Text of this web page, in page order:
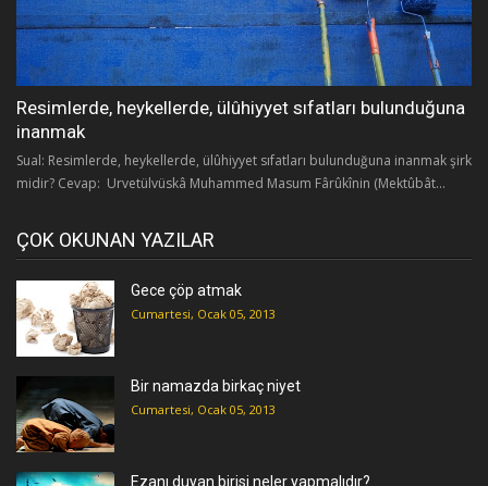
Resimlerde, heykellerde, ülûhiyyet sıfatları bulunduğuna
inanmak
Sual: Resimlerde, heykellerde, ülûhiyyet sıfatları bulunduğuna inanmak şirk
midir? Cevap: Urvetülvüskâ Muhammed Masum Fârûkînin (Mektûbât...
ÇOK OKUNAN YAZILAR
Gece çöp atmak
Cumartesi, Ocak 05, 2013
Bir namazda birkaç niyet
Cumartesi, Ocak 05, 2013
Ezanı duyan birisi neler yapmalıdır?